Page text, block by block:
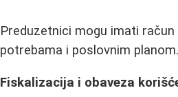
Preduzetnici mogu imati
potrebama i poslovnim planom.
Fiskalizacija i obaveza